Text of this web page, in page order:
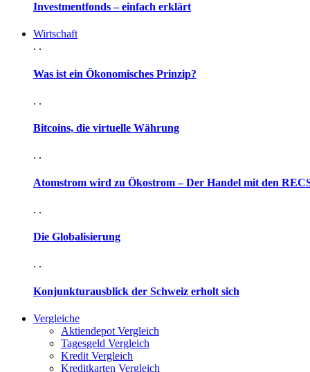
Investmentfonds – einfach erklärt
Wirtschaft
. .
Was ist ein Ökonomisches Prinzip?
. .
Bitcoins, die virtuelle Währung
. .
Atomstrom wird zu Ökostrom – Der Handel mit den
. .
Die Globalisierung
. .
Konjunkturausblick der Schweiz erholt sich
Vergleiche
Aktiendepot Vergleich
Tagesgeld Vergleich
Kredit Vergleich
Kreditkarten Vergleich